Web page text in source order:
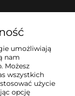
umożliwiają
nam
Możesz
wszystkich
użycie
opcję